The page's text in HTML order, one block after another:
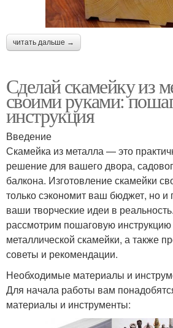
читать дальше →
Сделай скамейку из
своими руками:
инструкция
Введение
Скамейка из металла — это
решение для вашего двора,
балкона. Изготовление скамейки
только сэкономит ваш бюджет, но и
ваши творческие идеи в
рассмотрим пошаговую
металлической скамейки, а также
советы и рекомендации.
Необходимые материалы и
Для начала работы вам
материалы и инструменты: